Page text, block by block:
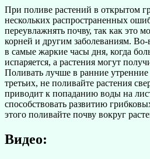
При поливе растений в открытом
нескольких распространенных
переувлажнять почву, так как это
корней и другим заболеваниям. Во-
в самые жаркие часы дня, когда
испаряется, а растения могут
Поливать лучше в ранние
третьих, не поливайте растения
приводит к попаданию воды на
способствовать развитию
этого поливайте почву вокруг
Видео: